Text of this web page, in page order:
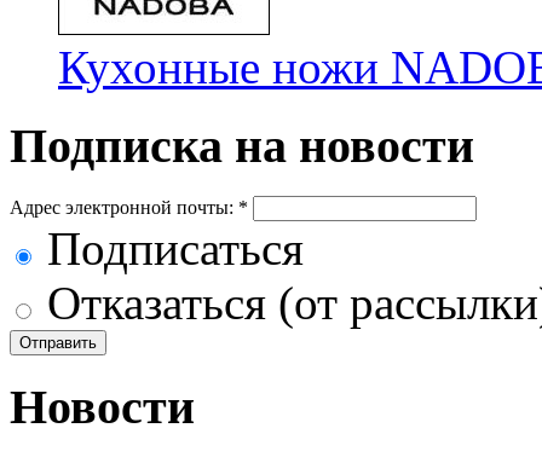
Кухонные ножи
Подписка на новости
Адрес электронной почты: *
Подписаться
Отказаться (от
Новости